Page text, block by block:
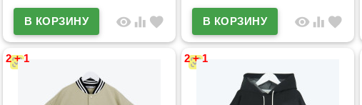
visibility equalizer favorite visibility equalizer favorite
2 + 1 2 + 1